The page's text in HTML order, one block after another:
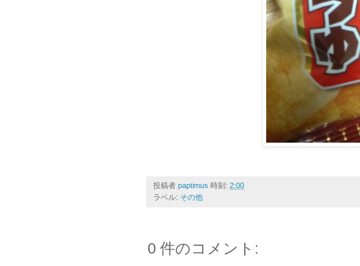
投稿者 paptimus 時刻: 2:00
ラベル: その他
0 件のコメント: